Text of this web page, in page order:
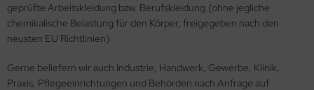
geprüfte Arbeitskleidung bzw. Berufskleidung.(ohne jegliche
chemikalische Belastung für den Körper, freigegeben nach den
neusten EU Richtlinien)
Gerne beliefern wir auch Industrie, Handwerk, Gewerbe, Klinik,
Praxis, Pflegeeinrichtungen und Behörden nach Anfrage auf